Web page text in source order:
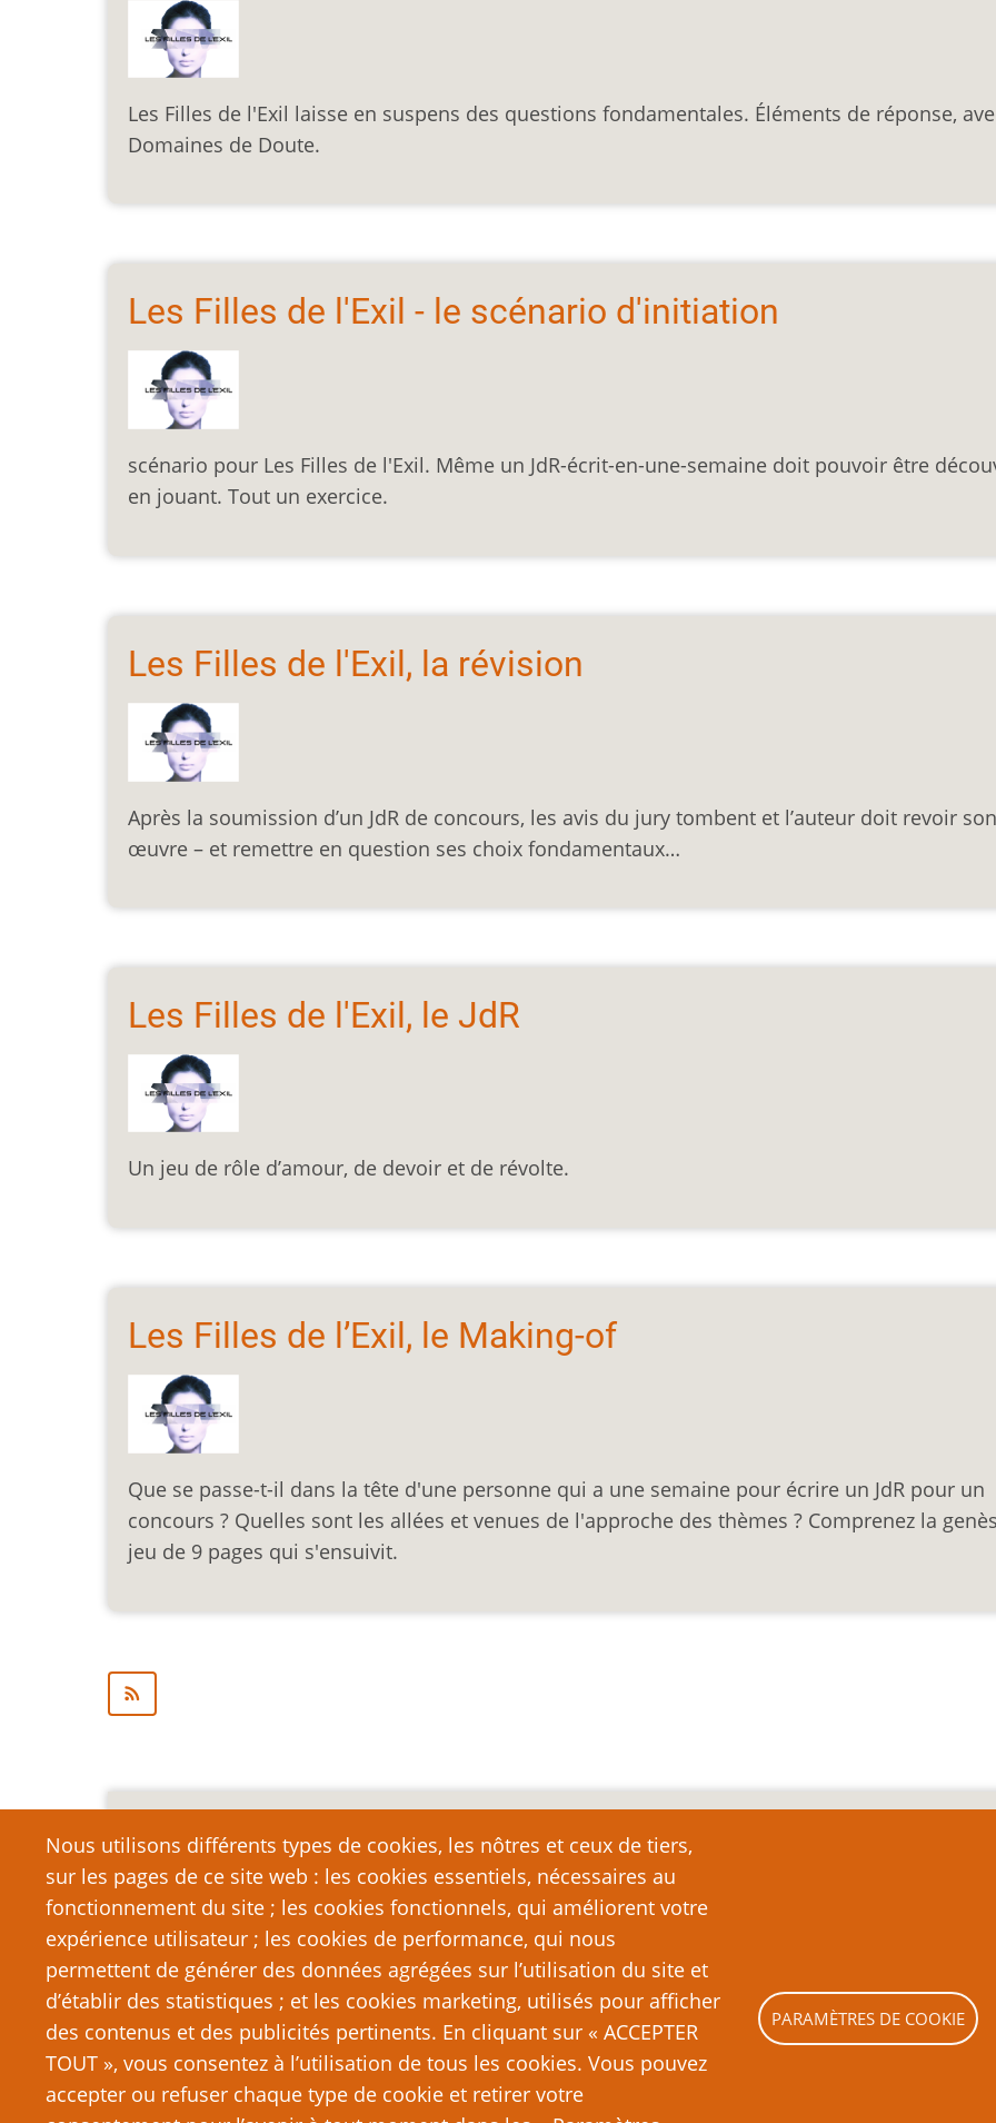
Les Filles de l'Exil laisse en suspens des questions fondamentales. Éléments de réponse,
Domaines de Doute.
Les Filles de l'Exil - le scénario d'initiation
scénario pour Les Filles de l'Exil. Même un JdR-écrit-en-une-semaine doit pouvoir être
en jouant. Tout un exercice.
Les Filles de l'Exil, la révision
Après la soumission d’un JdR de concours, les avis du jury tombent et l’auteur doit revoir son
œuvre – et remettre en question ses choix fondamentaux…
Les Filles de l'Exil, le JdR
Un jeu de rôle d’amour, de devoir et de révolte.
Les Filles de l’Exil, le Making-of
Que se passe-t-il dans la tête d'une personne qui a une semaine pour écrire un JdR pour un
concours ? Quelles sont les allées et venues de l'approche des thèmes ? Comprenez la
jeu de 9 pages qui s'ensuivit.
Nous utilisons différents types de cookies, les nôtres et ceux de tiers,
sur les pages de ce site web : les cookies essentiels, nécessaires au
fonctionnement du site ; les cookies fonctionnels, qui améliorent votre
expérience utilisateur ; les cookies de performance, qui nous
permettent de générer des données agrégées sur l’utilisation du site et
d’établir des statistiques ; et les cookies marketing, utilisés pour afficher
des contenus et des publicités pertinents. En cliquant sur « ACCEPTER
TOUT », vous consentez à l’utilisation de tous les cookies. Vous pouvez
accepter ou refuser chaque type de cookie et retirer votre
PARAMÈTRES DE COOKIE
Mention légale importante
Nous vous encourageons à faire un lien vers cette page plutôt que de la copier ailleurs, car toute reproduction
qui dépasse la longueur raisonnable d’une citation (c’est-à-dire, en règle générale, un ou deux
strictement interdite. Si vous reproduisez une grande partie ou la totalité du texte de cette page sans
de PTGPTB.fr, et que vous diffusez ladite copie publiquement (sites Web, blogs, forums, imprimés, etc.), vous
que vous commettez délibérément une violation des lois sur le droit d’auteur, c’est-à-dire un acte illégal
poursuites judiciaires.